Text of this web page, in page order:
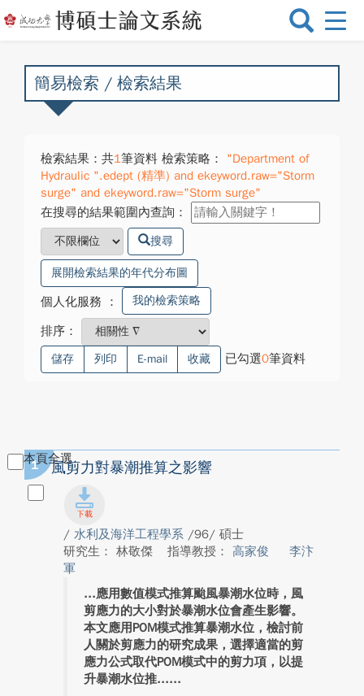
選
換
簡易檢索 / 檢索結果
檢索結果：共1筆資料 檢索策略：
"Department of
Hydraulic ".edept (精準) and ekeyword.raw="Storm
surge" and ekeyword.raw="Storm surge"
在搜尋的結果範圍內查詢：
搜尋
展開檢索結果的年代分布圖
個人化服務 ： 我的檢索策略
排序：
儲存 列印 E-mail 收藏 已勾選0筆資料
本頁全選
1 風剪力對暴潮推算之影響
/ 水利及海洋工程學系 /96/ 碩士
研究生： 林敬傑
指導教授： 高家俊
李汴
軍
應用數值模式推算颱風暴潮水位時，風
剪應力的大小對於暴潮水位會產生影響。
本文應用POM模式推算暴潮水位，檢討前
人關於剪應力的研究成果，選擇適當的剪
應力公式取代POM模式中的剪力項，以提
升暴潮水位推...